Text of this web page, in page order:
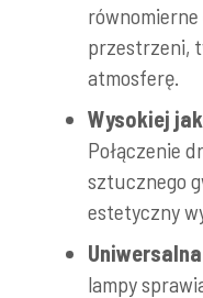
przestrzeni,
atmosferę.
Wysokiej
Połączenie
sztucznego
estetyczny
lampy